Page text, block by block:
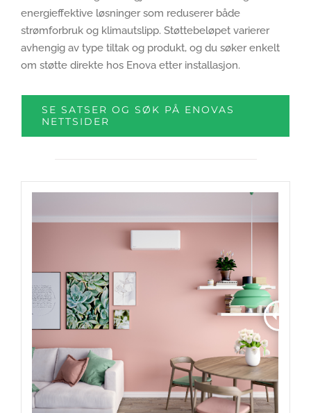
energieffektive løsninger som reduserer både
strømforbruk og klimautslipp. Støttebeløpet varierer
avhengig av type tiltak og produkt, og du søker enkelt
om støtte direkte hos Enova etter installasjon.
SE SATSER OG SØK PÅ ENOVAS
NETTSIDER